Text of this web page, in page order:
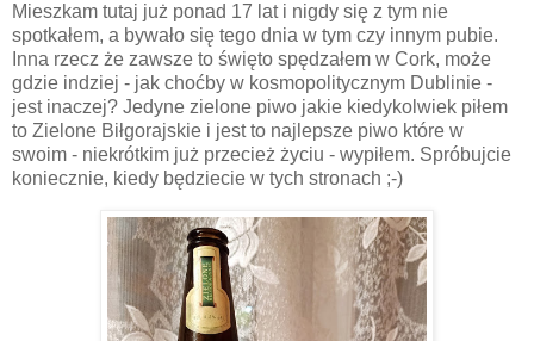
Mieszkam tutaj już ponad 17 lat i nigdy się z tym nie
spotkałem, a bywało się tego dnia w tym czy innym pubie.
Inna rzecz że zawsze to święto spędzałem w Cork, może
gdzie indziej - jak choćby w kosmopolitycznym Dublinie -
jest inaczej? Jedyne zielone piwo jakie kiedykolwiek piłem
to Zielone Biłgorajskie i jest to najlepsze piwo które w
swoim - niekrótkim już przecież życiu - wypiłem. Spróbujcie
koniecznie, kiedy będziecie w tych stronach ;-)